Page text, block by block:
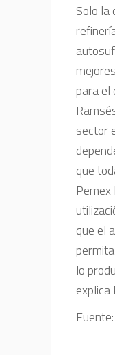
Solo la
para el
sector
que
que el
lo
explica